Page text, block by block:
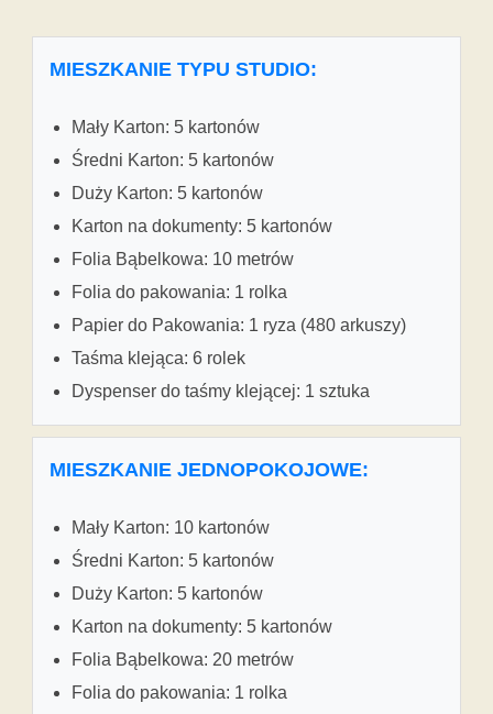
MIESZKANIE TYPU STUDIO:
Mały Karton: 5 kartonów
Średni Karton: 5 kartonów
Duży Karton: 5 kartonów
Karton na dokumenty: 5 kartonów
Folia Bąbelkowa: 10 metrów
Folia do pakowania: 1 rolka
Papier do Pakowania: 1 ryza (480 arkuszy)
Taśma klejąca: 6 rolek
Dyspenser do taśmy klejącej: 1 sztuka
MIESZKANIE JEDNOPOKOJOWE:
Mały Karton: 10 kartonów
Średni Karton: 5 kartonów
Duży Karton: 5 kartonów
Karton na dokumenty: 5 kartonów
Folia Bąbelkowa: 20 metrów
Folia do pakowania: 1 rolka